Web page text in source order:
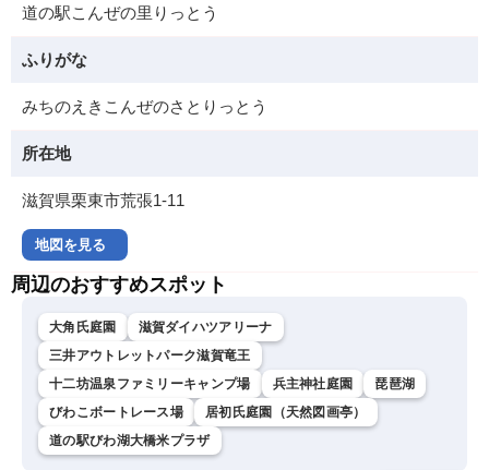
道の駅こんぜの里りっとう
ふりがな
みちのえきこんぜのさとりっとう
所在地
滋賀県栗東市荒張1-11
地図を見る
周辺のおすすめスポット
大角氏庭園
滋賀ダイハツアリーナ
三井アウトレットパーク滋賀竜王
十二坊温泉ファミリーキャンプ場
兵主神社庭園
琵琶湖
びわこボートレース場
居初氏庭園（天然図画亭）
道の駅びわ湖大橋米プラザ